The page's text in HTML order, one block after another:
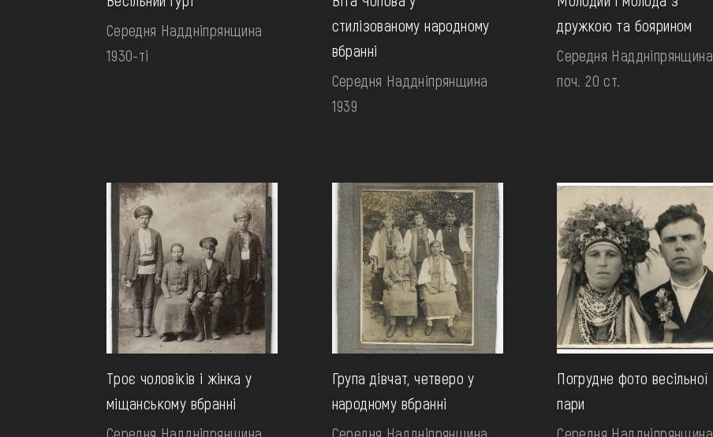
Середня Наддніпрянщина
1930-ті
стилізованому народному
вбранні
Середня Наддніпрянщина
1939
дружкою та боярином
Середня Наддніпрянщина
поч. 20 ст.
Троє чоловіків і жінка у
міщанському вбранні
Середня Наддніпрянщина
Група дівчат, четверо у
народному вбранні
Середня Наддніпрянщина
Погрудне фото весільної
пари
Середня Наддніпрянщина